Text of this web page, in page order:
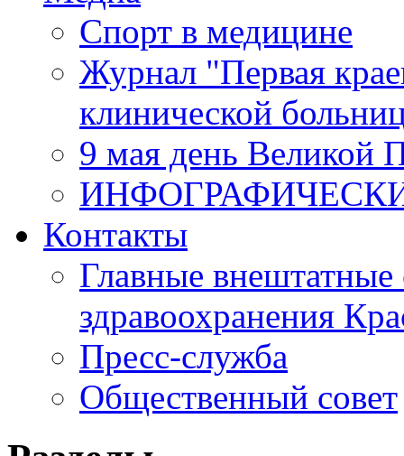
Спорт в медицине
Журнал "Первая
клинической
9 мая день Великой
Контакты
Главные внештатные
здравоохранения
Пресс-служба
Общественный совет